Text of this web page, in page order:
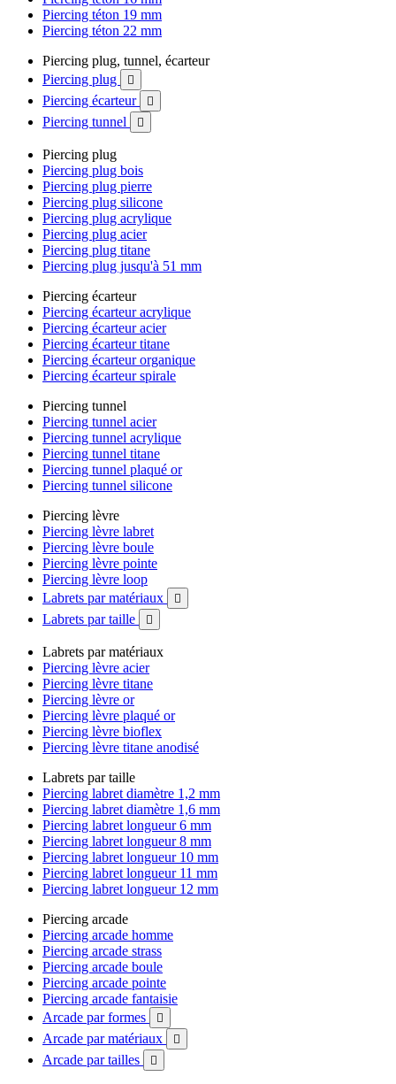
Piercing téton 19 mm
Piercing téton 22 mm
Piercing plug, tunnel, écarteur
Piercing plug

Piercing écarteur 
Piercing tunnel 
Piercing plug
Piercing plug bois
Piercing plug pierre
Piercing plug silicone
Piercing plug acrylique
Piercing plug acier
Piercing plug titane
Piercing plug jusqu'à 51 mm
Piercing écarteur
Piercing écarteur acrylique
Piercing écarteur acier
Piercing écarteur titane
Piercing écarteur organique
Piercing écarteur spirale
Piercing tunnel
Piercing tunnel acier
Piercing tunnel acrylique
Piercing tunnel titane
Piercing tunnel plaqué or
Piercing tunnel silicone
Piercing lèvre
Piercing lèvre labret
Piercing lèvre boule
Piercing lèvre pointe
Piercing lèvre loop
Labrets par matériaux

Labrets par taille 
Labrets par matériaux
Piercing lèvre acier
Piercing lèvre titane
Piercing lèvre or
Piercing lèvre plaqué or
Piercing lèvre bioflex
Piercing lèvre titane anodisé
Labrets par taille
Piercing labret diamètre 1,2 mm
Piercing labret diamètre 1,6 mm
Piercing labret longueur 6 mm
Piercing labret longueur 8 mm
Piercing labret longueur 10 mm
Piercing labret longueur 11 mm
Piercing labret longueur 12 mm
Piercing arcade
Piercing arcade homme
Piercing arcade strass
Piercing arcade boule
Piercing arcade pointe
Piercing arcade fantaisie
Arcade par formes

Arcade par matériaux 
Arcade par tailles 